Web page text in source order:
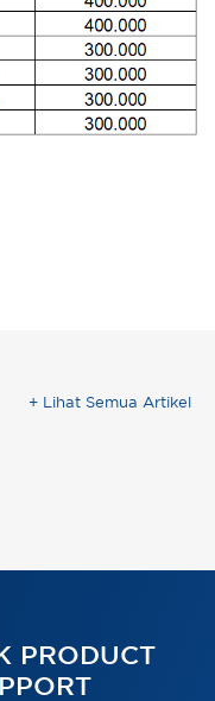
+ Lihat Semua Artikel
PRODUCT